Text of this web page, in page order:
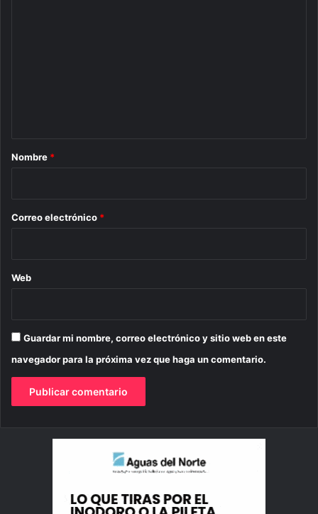
r
*
Nombre *
Correo electrónico *
Web
Guardar mi nombre, correo electrónico y sitio web en este
navegador para la próxima vez que haga un comentario.